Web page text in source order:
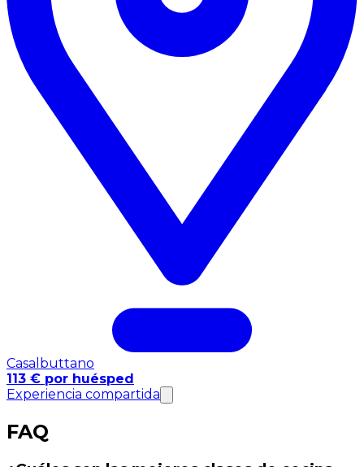
Casalbuttano
113 € por huésped
Experiencia compartida
FAQ